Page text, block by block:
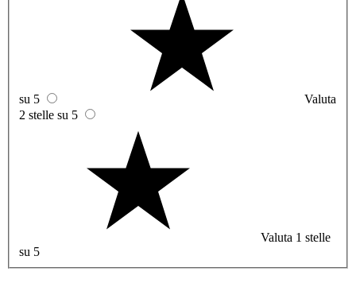
su 5
Valuta
2 stelle su 5
Valuta 1 stelle
su 5